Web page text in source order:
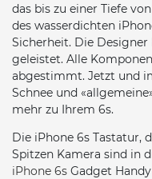
das bis zu einer Tiefe
des wasserdichten
Sicherheit. Die
geleistet. Alle
abgestimmt. Jetzt und
Schnee und
mehr zu Ihrem 6s.
Die iPhone 6s Tastatur,
Spitzen Kamera sind in
iPhone 6s Gadget